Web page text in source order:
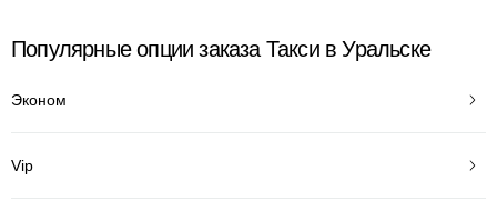
Популярные опции заказа Такси в Уральске
Эконом
Vip